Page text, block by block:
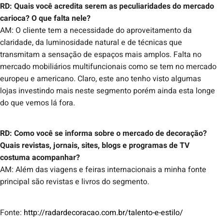
RD: Quais você acredita serem as peculiaridades do mercado
carioca? O que falta nele?
AM: O cliente tem a necessidade do aproveitamento da
claridade, da luminosidade natural e de técnicas que
transmitam a sensação de espaços mais amplos. Falta no
mercado mobiliários multifuncionais como se tem no mercado
europeu e americano. Claro, este ano tenho visto algumas
lojas investindo mais neste segmento porém ainda esta longe
do que vemos lá fora.
RD: Como você se informa sobre o mercado de decoração?
Quais revistas, jornais, sites, blogs e programas de TV
costuma acompanhar?
AM: Além das viagens e feiras internacionais a minha fonte
principal são revistas e livros do segmento.
Fonte: http://radardecoracao.com.br/talento-e-estilo/